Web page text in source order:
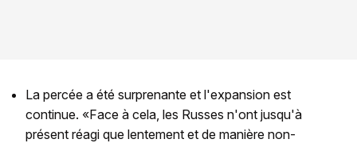
La percée a été surprenante et l'expansion est
continue. «Face à cela, les Russes n'ont jusqu'à
présent réagi que lentement et de manière non-